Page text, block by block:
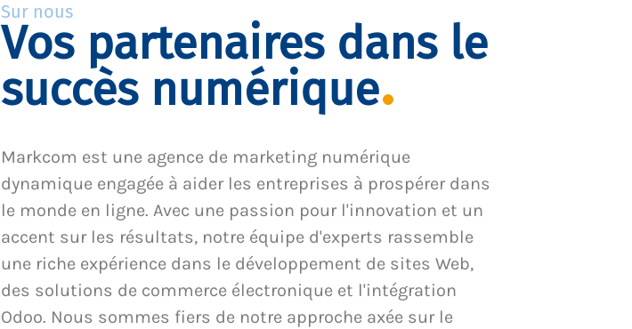
Sur nous
Vos partenaires dans le
succès numérique
Markcom est une agence de marketing numérique
dynamique engagée à aider les entreprises à prospérer dans
le monde en ligne. Avec une passion pour l'innovation et un
accent sur les résultats, notre équipe d'experts rassemble
une riche expérience dans le développement de sites Web,
des solutions de commerce électronique et l'intégration
Odoo. Nous sommes fiers de notre approche axée sur le